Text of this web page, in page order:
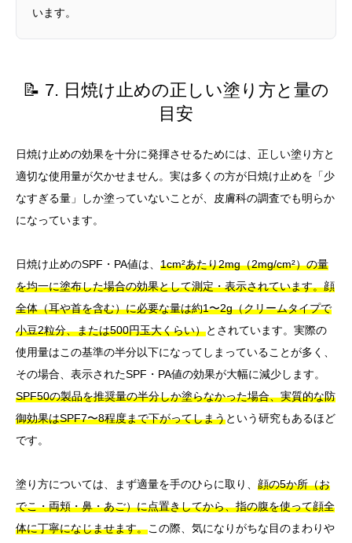
います。
📝 7. 日焼け止めの正しい塗り方と量の
目安
日焼け止めの効果を十分に発揮させるためには、正しい塗り方と
適切な使用量が欠かせません。実は多くの方が日焼け止めを「少
なすぎる量」しか塗っていないことが、皮膚科の調査でも明らか
になっています。
日焼け止めのSPF・PA値は、 1cm²あたり2mg（2mg/cm²）の量
を均一に塗布した場合の効果として測定・表示されています。顔
全体（耳や首を含む）に必要な量は約1〜2g（クリームタイプで
小豆2粒分、または500円玉大くらい）とされています。実際の
使用量はこの基準の半分以下になってしまっていることが多く、
その場合、表示されたSPF・PA値の効果が大幅に減少します。
SPF50の製品を推奨量の半分しか塗らなかった場合、実質的な防
御効果はSPF7〜8程度まで下がってしまうという研究もあるほど
です。
塗り方については、まず適量を手のひらに取り、 顔の5か所（お
でこ・両頬・鼻・あご）に点置きしてから、指の腹を使って顔全
体に丁寧になじませます。この際、気になりがちな目のまわりや